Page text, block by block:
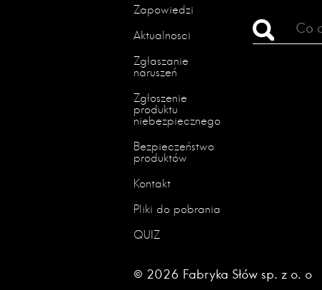
Zapowiedzi
Aktualności
Zgłaszanie
naruszeń
Zgłoszenie
produktu
niebezpiecznego
Bezpieczeństwo
produktów
Kontakt
Pliki do pobrania
QUIZ
© 2026 Fabryka Słów sp. z o. o